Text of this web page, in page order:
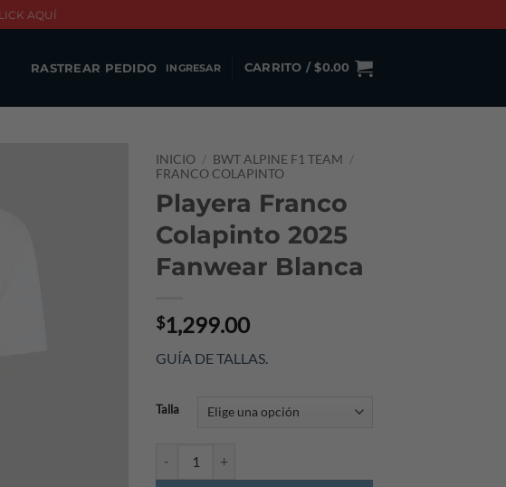
AQUÍ
RASTREAR PEDIDO INGRESAR CARRITO /$0.00
INICIO / BWT ALPINE F1 TEAM /
FRANCO COLAPINTO
Playera Franco
Colapinto 2025
Fanwear Blanca
$1,299.00
GUÍA DE TALLAS
Talla